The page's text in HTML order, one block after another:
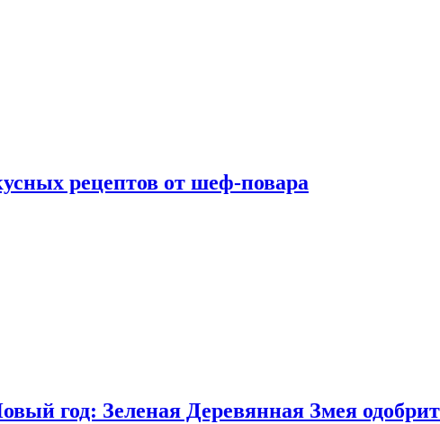
рецептов от шеф-повара
год: Зеленая Деревянная Змея одобрит